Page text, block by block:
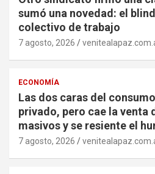
sumó una novedad: el
colectivo de trabajo
7 agosto, 2026
ECONOMÍA
Las dos caras del
privado, pero cae la venta
masivos y se resiente el
7 agosto, 2026